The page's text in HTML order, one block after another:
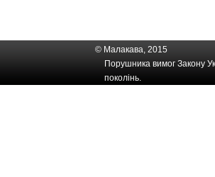
© Малакава, 2015
Порушника вимог Закону
поколінь.